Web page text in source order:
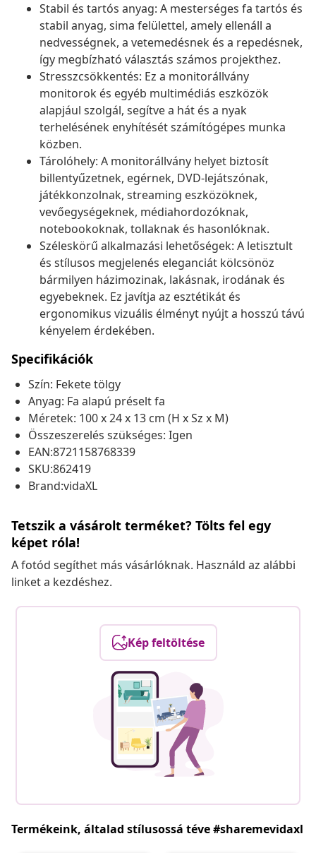
Stabil és tartós anyag: A mesterséges fa tartós és
stabil anyag, sima felülettel, amely ellenáll a
nedvességnek, a vetemedésnek és a repedésnek,
így megbízható választás számos projekthez.
Stresszcsökkentés: Ez a monitorállvány
monitorok és egyéb multimédiás eszközök
alapjául szolgál, segítve a hát és a nyak
terhelésének enyhítését számítógépes munka
közben.
Tárolóhely: A monitorállvány helyet biztosít
billentyűzetnek, egérnek, DVD-lejátszónak,
játékkonzolnak, streaming eszközöknek,
vevőegységeknek, médiahordozóknak,
notebookoknak, tollaknak és hasonlóknak.
Széleskörű alkalmazási lehetőségek: A letisztult
és stílusos megjelenés eleganciát kölcsönöz
bármilyen házimozinak, lakásnak, irodának és
egyebeknek. Ez javítja az esztétikát és
ergonomikus vizuális élményt nyújt a hosszú távú
kényelem érdekében.
Specifikációk
Szín: Fekete tölgy
Anyag: Fa alapú préselt fa
Méretek: 100 x 24 x 13 cm (H x Sz x M)
Összeszerelés szükséges: Igen
EAN:8721158768339
SKU:862419
Brand:vidaXL
Tetszik a vásárolt terméket? Tölts fel egy
képet róla!
A fotód segíthet más vásárlóknak. Használd az alábbi
linket a kezdéshez.
Kép feltöltése
Termékeink, általad stílusossá téve #sharemevidaxl